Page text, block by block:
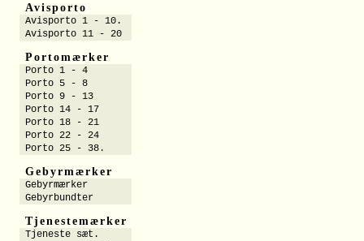
Avisporto
Avisporto 1 - 10.
Avisporto 11 - 20
Portomærker
Porto 1 - 4
Porto 5 - 8
Porto 9 - 13
Porto 14 - 17
Porto 18 - 21
Porto 22 - 24
Porto 25 - 38.
Gebyrmærker
Gebyrmærker
Gebyrbundter
Tjenestemærker
Tjeneste sæt.